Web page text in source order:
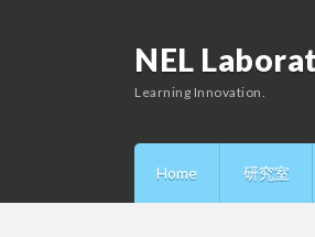
NEL
Learning Innovation.
Home 研究室